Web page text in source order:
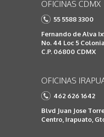
OFICINAS CDMX
55 5588 3300
Fernando de Alva
No. 44 Loc 5
C.P. 06800 CDMX
OFICINAS
462 626 1642
Blvd Juan Jose
Centro, Irapuato,